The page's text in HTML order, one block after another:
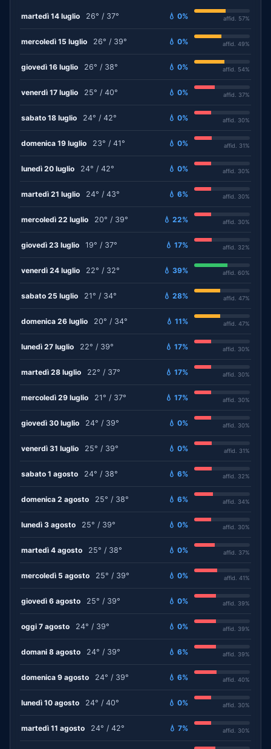
martedì 14 luglio 26° / 37° 💧 0% affid. 57%
mercoledì 15 luglio 26° / 39° 💧 0% affid. 49%
giovedì 16 luglio 26° / 38° 💧 0% affid. 54%
venerdì 17 luglio 25° / 40° 💧 0% affid. 37%
sabato 18 luglio 24° / 42° 💧 0% affid. 30%
domenica 19 luglio 23° / 41° 💧 0% affid. 31%
lunedì 20 luglio 24° / 42° 💧 0% affid. 30%
martedì 21 luglio 24° / 43° 💧 6% affid. 30%
mercoledì 22 luglio 20° / 39° 💧 22% affid. 30%
giovedì 23 luglio 19° / 37° 💧 17% affid. 32%
venerdì 24 luglio 22° / 32° 💧 39% affid. 60%
sabato 25 luglio 21° / 34° 💧 28% affid. 47%
domenica 26 luglio 20° / 34° 💧 11% affid. 47%
lunedì 27 luglio 22° / 39° 💧 17% affid. 30%
martedì 28 luglio 22° / 37° 💧 17% affid. 30%
mercoledì 29 luglio 21° / 37° 💧 17% affid. 30%
giovedì 30 luglio 24° / 39° 💧 0% affid. 30%
venerdì 31 luglio 25° / 39° 💧 0% affid. 31%
sabato 1 agosto 24° / 38° 💧 6% affid. 32%
domenica 2 agosto 25° / 38° 💧 6% affid. 34%
lunedì 3 agosto 25° / 39° 💧 0% affid. 30%
martedì 4 agosto 25° / 38° 💧 0% affid. 37%
mercoledì 5 agosto 25° / 39° 💧 0% affid. 41%
giovedì 6 agosto 25° / 39° 💧 0% affid. 39%
oggi 7 agosto 24° / 39° 💧 0% affid. 39%
domani 8 agosto 24° / 39° 💧 6% affid. 39%
domenica 9 agosto 24° / 39° 💧 6% affid. 40%
lunedì 10 agosto 24° / 40° 💧 0% affid. 30%
martedì 11 agosto 24° / 42° 💧 7% affid. 30%